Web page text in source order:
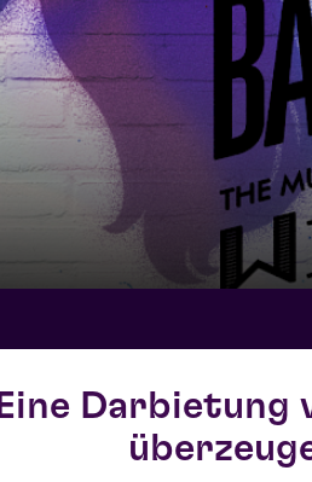
Eine Darbietung